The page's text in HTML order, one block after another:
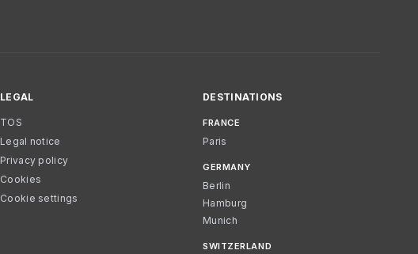
LEGAL
TOS
Legal notice
Privacy policy
Cookies
Cookie settings
DESTINATIONS
FRANCE
Paris
GERMANY
Berlin
Hamburg
Munich
SWITZERLAND